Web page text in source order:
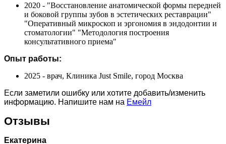
2020 - "Восстановление анатомической формы передней
и боковой группы зубов в эстетических реставрации"
"Оперативный микроскоп и эргономия в эндодонтии и
стоматологии" "Методология построения
консультативного приема"
Опыт работы:
2025 - врач, Клиника Just Smile, город Москва
Если заметили ошибку или хотите добавить/изменить
информацию. Напишите нам на Емейл
Отзывы
Екатерина